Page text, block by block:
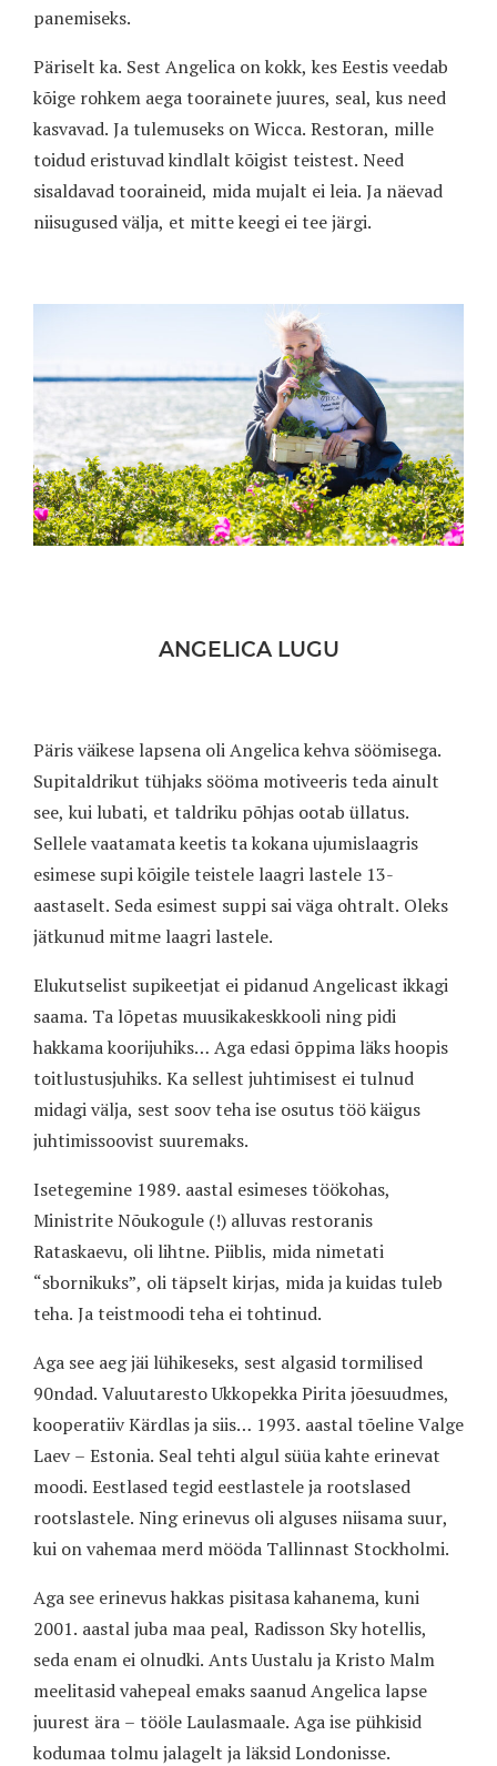
panemiseks.
Päriselt ka. Sest Angelica on kokk, kes Eestis veedab
kõige rohkem aega toorainete juures, seal, kus need
kasvavad. Ja tulemuseks on Wicca. Restoran, mille
toidud eristuvad kindlalt kõigist teistest. Need
sisaldavad tooraineid, mida mujalt ei leia. Ja näevad
niisugused välja, et mitte keegi ei tee järgi.
ANGELICA LUGU
Päris väikese lapsena oli Angelica kehva söömisega.
Supitaldrikut tühjaks sööma motiveeris teda ainult
see, kui lubati, et taldriku põhjas ootab üllatus.
Sellele vaatamata keetis ta kokana ujumislaagris
esimese supi kõigile teistele laagri lastele 13-
aastaselt. Seda esimest suppi sai väga ohtralt. Oleks
jätkunud mitme laagri lastele.
Elukutselist supikeetjat ei pidanud Angelicast ikkagi
saama. Ta lõpetas muusikakeskkooli ning pidi
hakkama koorijuhiks… Aga edasi õppima läks hoopis
toitlustusjuhiks. Ka sellest juhtimisest ei tulnud
midagi välja, sest soov teha ise osutus töö käigus
juhtimissoovist suuremaks.
Isetegemine 1989. aastal esimeses töökohas,
Ministrite Nõukogule (!) alluvas restoranis
Rataskaevu, oli lihtne. Piiblis, mida nimetati
“sbornikuks”, oli täpselt kirjas, mida ja kuidas tuleb
teha. Ja teistmoodi teha ei tohtinud.
Aga see aeg jäi lühikeseks, sest algasid tormilised
90ndad. Valuutaresto Ukkopekka Pirita jõesuudmes,
kooperatiiv Kärdlas ja siis… 1993. aastal tõeline Valge
Laev – Estonia. Seal tehti algul süüa kahte erinevat
moodi. Eestlased tegid eestlastele ja rootslased
rootslastele. Ning erinevus oli alguses niisama suur,
kui on vahemaa merd mööda Tallinnast Stockholmi.
Aga see erinevus hakkas pisitasa kahanema, kuni
2001. aastal juba maa peal, Radisson Sky hotellis,
seda enam ei olnudki. Ants Uustalu ja Kristo Malm
meelitasid vahepeal emaks saanud Angelica lapse
juurest ära – tööle Laulasmaale. Aga ise pühkisid
kodumaa tolmu jalagelt ja läksid Londonisse.